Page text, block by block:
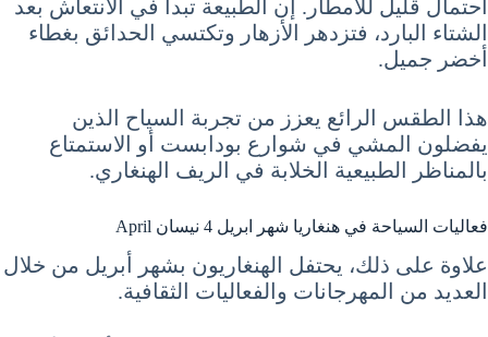
احتمال قليل للأمطار. إن الطبيعة تبدأ في الانتعاش بعد
الشتاء البارد، فتزدهر الأزهار وتكتسي الحدائق بغطاء
أخضر جميل.
هذا الطقس الرائع يعزز من تجربة السياح الذين
يفضلون المشي في شوارع بودابست أو الاستمتاع
بالمناظر الطبيعية الخلابة في الريف الهنغاري.
فعاليات السياحة في هنغاريا شهر ابريل 4 نيسان April
علاوة على ذلك، يحتفل الهنغاريون بشهر أبريل من خلال
العديد من المهرجانات والفعاليات الثقافية.